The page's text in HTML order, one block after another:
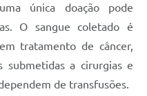
única doação pode
O sangue coletado é
tratamento de câncer,
submetidas a cirurgias e
de transfusões.